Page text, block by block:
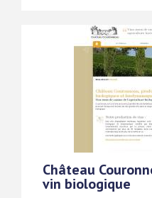
Château
vin biologique